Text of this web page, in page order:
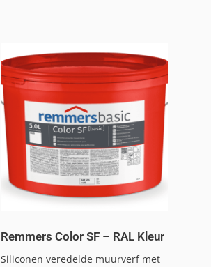
Remmers Color SF – RAL Kleur
Siliconen veredelde muurverf met